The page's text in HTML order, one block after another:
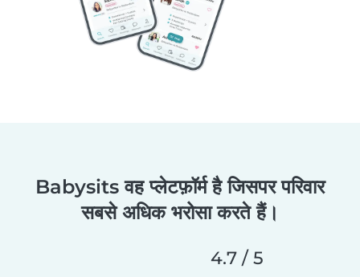
Babysits वह प्लेटफ़ॉर्म है जिसपर परिवार
सबसे अधिक भरोसा करते हैं।
4.7 / 5